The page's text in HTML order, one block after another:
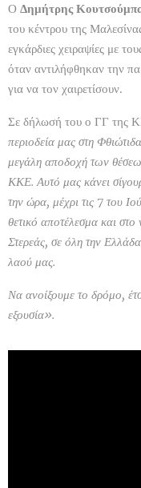
Ο Δημήτρης
του κέντρου της
εγκάρδιες χειραψίες με
όταν αντιλήφθηκαν την
για να τον χαιρετίσουν.
Σε δήλωσή του ο ΓΓ της
περιοδεία μας στη
μεγάλη αποδοχή των
ΚΚΕ. Αυτό μας κάνει
την ώρα, μέχρι τις 7 του
θετικό αποτέλεσμα και
Στερεάς, σε όλη την
λαού μας.
Να ανοίξουμε το δρόμο,
εξουσία».